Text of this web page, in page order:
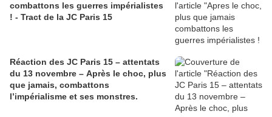
combattons les guerres impérialistes
! - Tract de la JC Paris 15
Réaction des JC Paris 15 – attentats
du 13 novembre – Après le choc, plus
que jamais, combattons
l’impérialisme et ses monstres.